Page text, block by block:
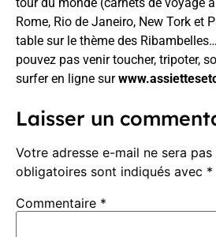
tour du monde (carnets de voyage
Rome, Rio de Janeiro, New Tork et
table sur le thème des
pouvez pas venir toucher, tripoter,
surfer en ligne sur
Laisser un
Votre adresse e-mail ne sera pas
obligatoires sont indiqués avec *
Commentaire *